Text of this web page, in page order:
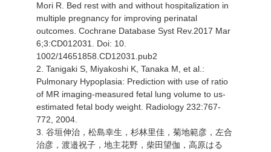
Mori R. Bed rest with and without hospitalization in
multiple pregnancy for improving perinatal
outcomes. Cochrane Database Syst Rev.2017 Mar
6;3:CD012031. Doi: 10.
1002/14651858.CD12031.pub2
2. Tanigaki S, Miyakoshi K, Tanaka M, et al.:
Pulmonary Hypoplasia: Prediction with use of ratio
of MR imaging-measured fetal lung volume to us-
estimated fetal body weight. Radiology 232:767-
772, 2004.
3. 谷垣伸治，松島幸生，杉林里佳，菊地範彦，左合
治彦，渡邉祝子，地主花野，柴田望伽，高原はる